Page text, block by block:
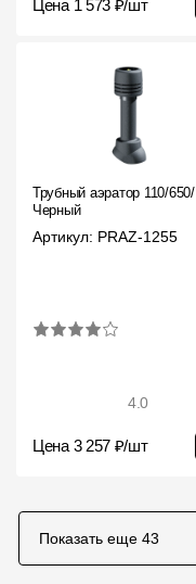
Цена 1 573 ₽/шт
Трубный аэратор 110/650/
Черный
Артикул: PRAZ-1255
4.0
Цена 3 257 ₽/шт
Показать еще 43